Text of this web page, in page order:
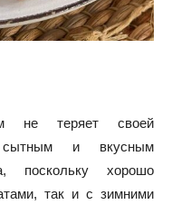
не теряет своей
сытным и вкусным
поскольку хорошо
так и с зимними